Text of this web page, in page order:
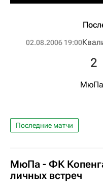
02.08.2006 19:00
МюПа
2
Последние матчи
МюПа - ФК
личных встреч